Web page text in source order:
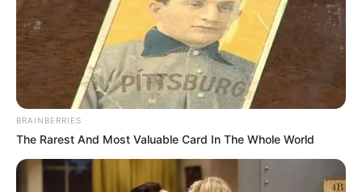
BRAINBERRIES
The Rarest And Most Valuable Card In The Whole World